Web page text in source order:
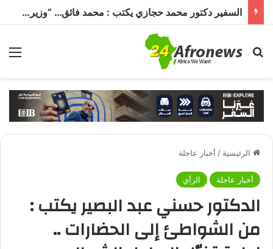
السفير دكتور محمد حجازي يكتب : محمد فائق… “وزير إفريقيا” الذي حمل رسالة القاهرة إلى القارة السمراء
بحث عن
الرئيسية / أخبار عاجلة
أخبار عاجلة الرأي
الدكتور حسني عبد البصير يكتب :
من الشواطئ إلى الحضارات ..